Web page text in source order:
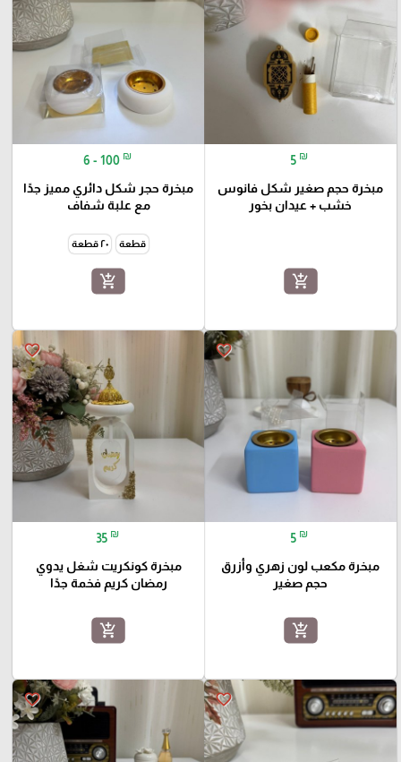
5 ₪
مبخرة حجم صغير شكل فانوس
خشب + عيدان بخور
add_shopping_cart
6 - 100 ₪
مبخرة حجر شكل دائري مميز جدًا
مع علبة شفاف
قطعة ٢٠ قطعة
add_shopping_cart
favorite_border
5 ₪
مبخرة مكعب لون زهري وأزرق
حجم صغير
add_shopping_cart
favorite_border
35 ₪
مبخرة كونكريت شغل يدوي
رمضان كريم فخمة جدًا
add_shopping_cart
favorite_border
favorite_border